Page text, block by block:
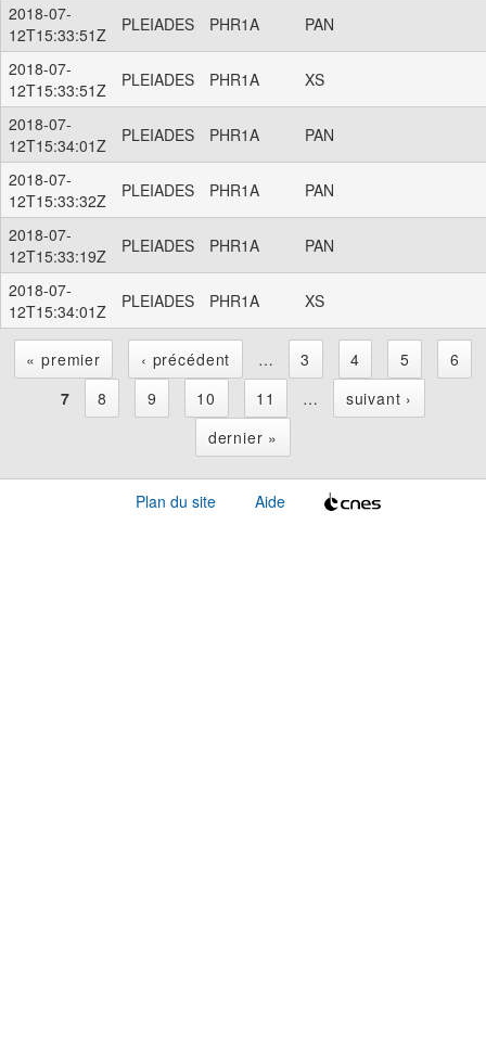
2018-07-
12T15:33:51Z
PLEIADES PHR1A PAN
2018-07-
12T15:33:51Z
PLEIADES PHR1A XS
2018-07-
12T15:34:01Z
PLEIADES PHR1A PAN
2018-07-
12T15:33:32Z
PLEIADES PHR1A PAN
2018-07-
12T15:33:19Z
PLEIADES PHR1A PAN
2018-07-
12T15:34:01Z
PLEIADES PHR1A XS
a
« premier ‹ précédent … 3 4 5
6
7
8 9 10 11 …
suivant ›
dernier »
Plan du site Aide